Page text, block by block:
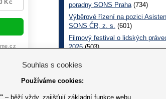
poradny SONS Praha (734)
Výběrové řízení na pozici
SONS ČR, z. s. (601)
Filmový festival o lidských
2026(503)
05/2026 Informace a odpovědi
Sociálně právní poradny SONS
Souhlas s cookies
Používáme cookies:
– běží vždy, zajišťují základní funkce webu